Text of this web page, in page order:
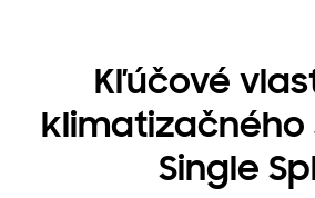
Kľúčové
klimatizačného
Single